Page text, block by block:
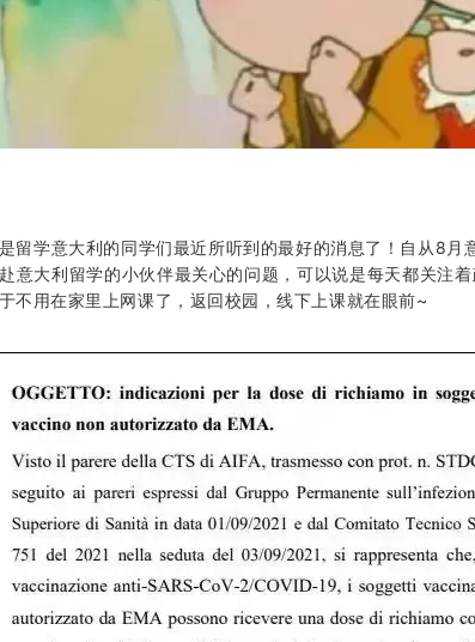
留学意大利的同学们最近所听到的最好的消息了！自从8月
意大利留学的小伙伴最关心的问题，可以说是每天都关注
不用在家里上网课了，返回校园，线下上课就在眼前~